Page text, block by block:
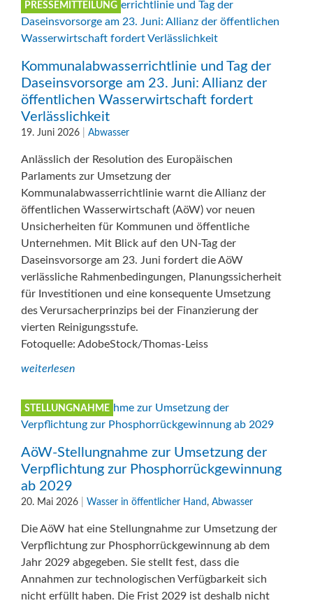
PRESSEMITTEILUNG
Kommunalabwasserrichtlinie und Tag der
Daseinsvorsorge am 23. Juni: Allianz der
öffentlichen Wasserwirtschaft fordert
Verlässlichkeit
19. Juni 2026 Abwasser
Anlässlich der Resolution des Europäischen
Parlaments zur Umsetzung der
Kommunalabwasserrichtlinie warnt die Allianz der
öffentlichen Wasserwirtschaft (AöW) vor neuen
Unsicherheiten für Kommunen und öffentliche
Unternehmen. Mit Blick auf den UN-Tag der
Daseinsvorsorge am 23. Juni fordert die AöW
verlässliche Rahmenbedingungen, Planungssicherheit
für Investitionen und eine konsequente Umsetzung
des Verursacherprinzips bei der Finanzierung der
vierten Reinigungsstufe.
Fotoquelle: AdobeStock/Thomas-Leiss
weiterlesen
STELLUNGNAHME
AöW-Stellungnahme zur Umsetzung der
Verpflichtung zur Phosphorrückgewinnung
ab 2029
20. Mai 2026 Wasser in öffentlicher Hand , Abwasser
Die AöW hat eine Stellungnahme zur Umsetzung der
Verpflichtung zur Phosphorrückgewinnung ab dem
Jahr 2029 abgegeben. Sie stellt fest, dass die
Annahmen zur technologischen Verfügbarkeit sich
nicht erfüllt haben. Die Frist 2029 ist deshalb nicht